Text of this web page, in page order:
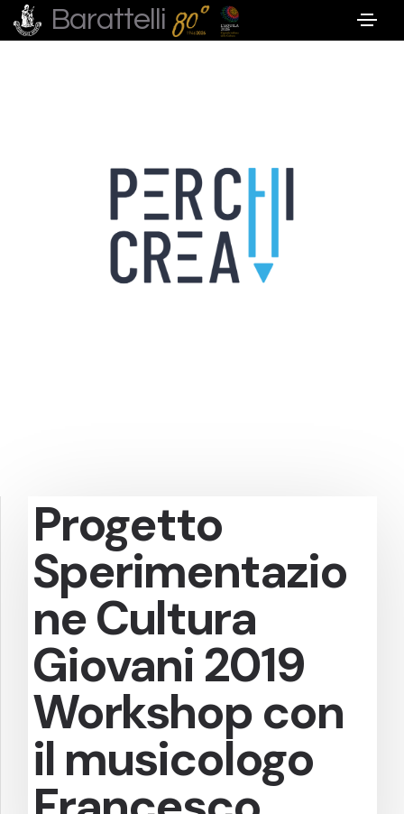
Barattelli
Progetto
Sperimentazio
ne Cultura
Giovani 2019
Workshop con
il musicologo